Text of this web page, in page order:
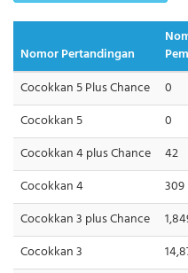
Nomor Pertandingan
Cocokkan 5 Plus Chance
0
Cocokkan 5 0
Cocokkan 4 plus Chance 42
Cocokkan 4 309
Cocokkan 3 plus Chance
Cocokkan 3